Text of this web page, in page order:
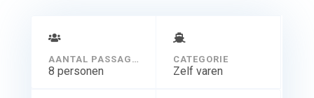
AANTAL PASSAGIERS
8 personen
CATEGORIE
Zelf varen